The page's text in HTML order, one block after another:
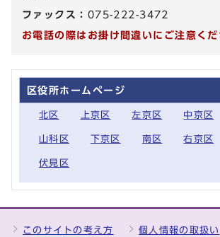
ファックス： 075-222-3472
お電話の際はお掛け間違いにご注意くだ
区役所ホームページ
北区 上京区 左京区 中京区
山科区 下京区 南区 右京区
伏見区
このサイトの考え方 個人情報の取扱い